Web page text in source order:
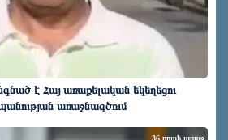
է Հայ առաքելական եկեղեցու
առաջնագծում